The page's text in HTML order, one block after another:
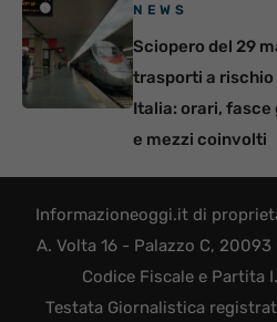
NEWS
Sciopero del 29
trasporti a
Italia: orari,
e mezzi coinvolti
Informazioneoggi.it di
A. Volta 16 - Palazzo C,
Codice Fiscale e Partita
Testata Giornalistica